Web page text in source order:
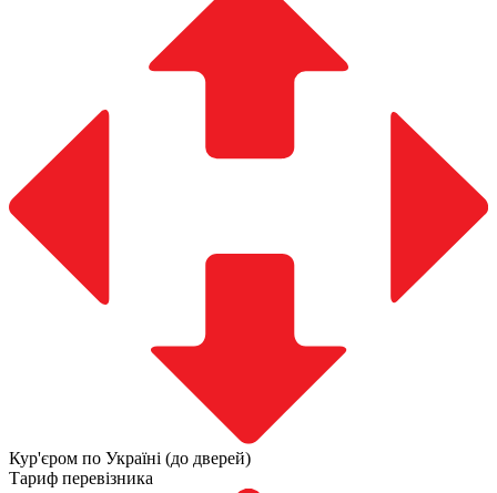
Кур'єром по Україні (до дверей)
Тариф перевізника